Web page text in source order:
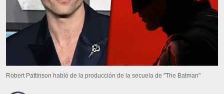
Robert Pattinson habló de la producción de la secuela de "The Batman"